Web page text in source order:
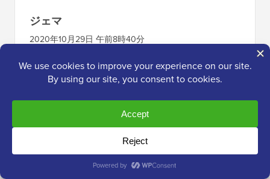
ジェマ
2020年10月29日 午前8時40分
ありがとうございます。非常に参考になりま